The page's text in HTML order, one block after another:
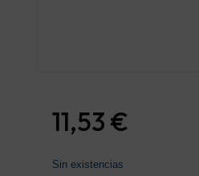
11,53 €
Sin existencias